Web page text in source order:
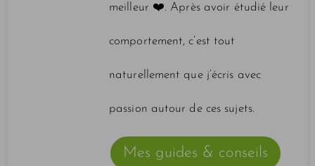
meilleur ❤️️. Après avoir étudié leur
comportement, c’est tout
naturellement que j’écris avec
passion autour de ces sujets.
Mes guides & conseils